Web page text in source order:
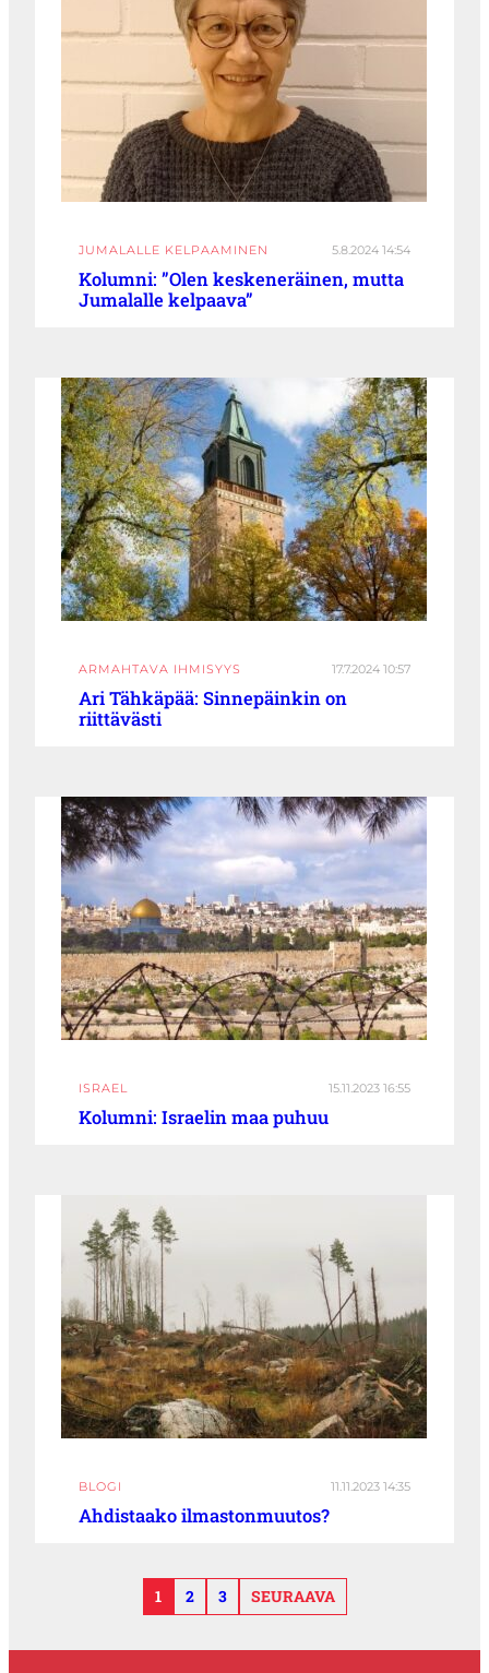
JUMALALLE KELPAAMINEN 5.8.2024 14:54
Kolumni: ”Olen keskeneräinen, mutta
Jumalalle kelpaava”
ARMAHTAVA IHMISYYS 17.7.2024 10:57
Ari Tähkäpää: Sinnepäinkin on
riittävästi
ISRAEL 15.11.2023 16:55
Kolumni: Israelin maa puhuu
BLOGI 11.11.2023 14:35
Ahdistaako ilmastonmuutos?
1 2 3 SEURAAVA